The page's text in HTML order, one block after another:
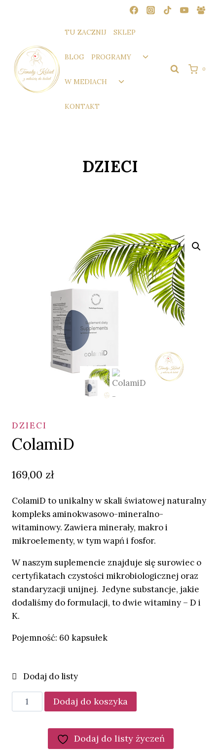
TU ZACZNIJ SKLEP
BLOG PROGRAMY
Przełącz
podrzędne
W MEDIACH
Przełącz
KONTAKT
0
DZIECI
DZIECI
ColamiD
169,00 zł
ColamiD to unikalny w skali światowej naturalny
kompleks aminokwasowo-mineralno-
witaminowy. Zawiera minerały, makro i
mikroelementy, w tym wapń i fosfor.
W naszym suplemencie znajduje się surowiec o
certyfikatach czystości mikrobiologicznej oraz
standaryzacji unijnej. Jedyne substancje, jakie
dodaliśmy do formulacji, to dwie witaminy – D i
K.
Pojemność: 60 kapsułek
ilość
ColamiD
Dodaj do koszyka
Dodaj do listy życzeń